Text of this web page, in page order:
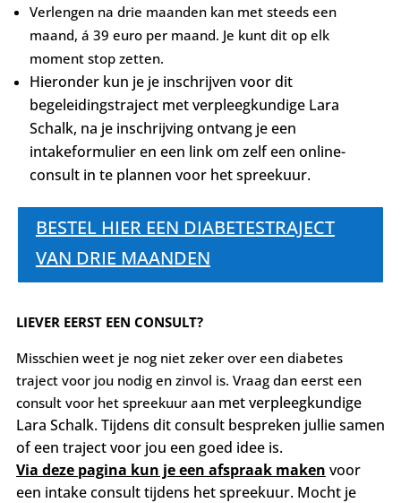
Verlengen na drie maanden kan met steeds een
maand, á 39 euro per maand. Je kunt dit op elk
moment stop zetten.
Hieronder kun je je inschrijven voor dit
begeleidingstraject met verpleegkundige Lara
Schalk, na je inschrijving ontvang je een
intakeformulier en een link om zelf een online-
consult in te plannen voor het spreekuur.
BESTEL HIER EEN DIABETESTRAJECT
VAN DRIE MAANDEN
LIEVER EERST EEN CONSULT?
Misschien weet je nog niet zeker over een diabetes
traject voor jou nodig en zinvol is. Vraag dan eerst een
consult voor het spreekuur aan met verpleegkundige
Lara Schalk. Tijdens dit consult bespreken jullie samen
of een traject voor jou een goed idee is.
Via deze pagina kun je een afspraak maken voor
een intake consult tijdens het spreekuur. Mocht je